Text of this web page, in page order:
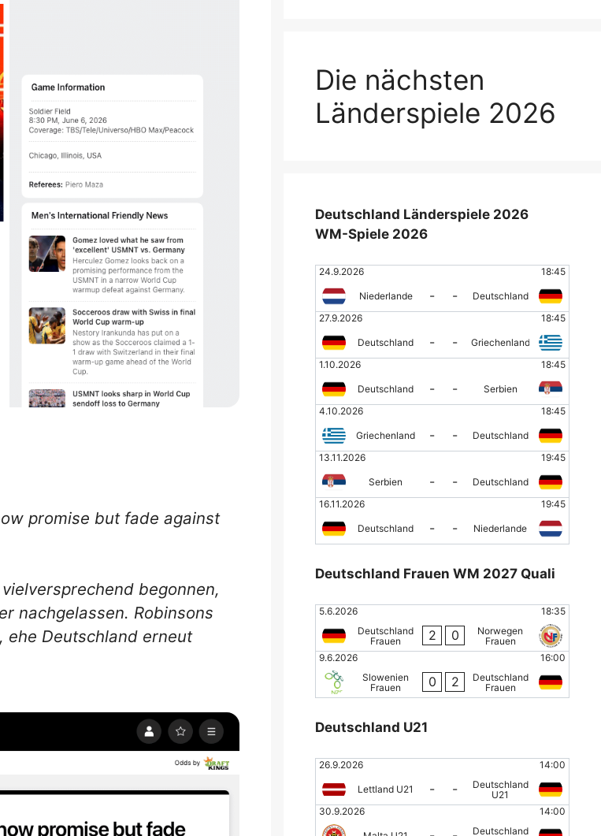
promise but fade against
begonnen,
nachgelassen. Robinsons
ehe Deutschland erneut
Die nächsten
Länderspiele 2026
Deutschland Länderspiele 2026
WM-Spiele 2026
24.9.2026 18:45
Niederlande - -
Deutschland
27.9.2026
18:45
Deutschland - -
Griechenland
1.10.2026
18:45
Deutschland - -
Serbien
4.10.2026
18:45
Griechenland - -
Deutschland
13.11.2026
19:45
Serbien - -
Deutschland
16.11.2026
19:45
Deutschland - - Niederlande
Deutschland Frauen WM 2027 Quali
5.6.2026
18:35
Deutschland
Frauen
2 0
Norwegen
Frauen
9.6.2026
16:00
Slowenien
Frauen
0 2
Deutschland
Frauen
Deutschland U21
26.9.2026 14:00
Lettland U21 - -
Deutschland
U21
30.9.2026
14:00
Deutschland